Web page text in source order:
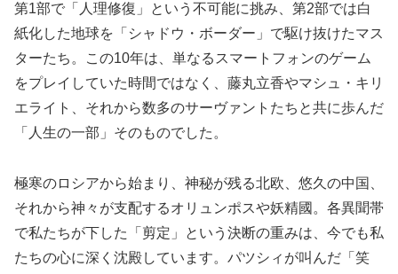
第1部で「人理修復」という不可能に挑み、第2部では白
紙化した地球を「シャドウ・ボーダー」で駆け抜けたマス
ターたち。この10年は、単なるスマートフォンのゲーム
をプレイしていた時間ではなく、藤丸立香やマシュ・キリ
エライト、それから数多のサーヴァントたちと共に歩んだ
「人生の一部」そのものでした。
極寒のロシアから始まり、神秘が残る北欧、悠久の中国、
それから神々が支配するオリュンポスや妖精國。各異聞帯
で私たちが下した「剪定」という決断の重みは、今でも私
たちの心に深く沈殿しています。パツシィが叫んだ「笑